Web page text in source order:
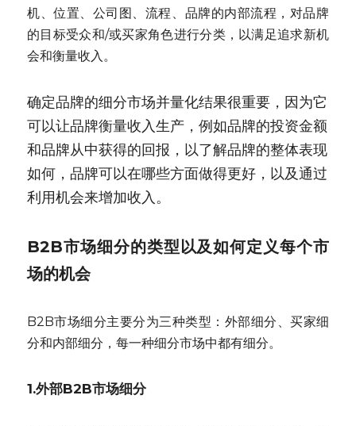
机、位置、公司图、流程、品牌的内部流程，对品牌
的目标受众和/或买家角色进行分类，以满足追求新机
会和衡量收入。
确定品牌的细分市场并量化结果很重要，因为它
可以让品牌衡量收入生产，例如品牌的投资金额
和品牌从中获得的回报，以了解品牌的整体表现
如何，品牌可以在哪些方面做得更好，以及通过
利用机会来增加收入。
B2B市场细分的类型以及如何定义每个市
场的机会
B2B市场细分主要分为三种类型：外部细分、买家细
分和内部细分，每一种细分市场中都有细分。
1.外部B2B市场细分